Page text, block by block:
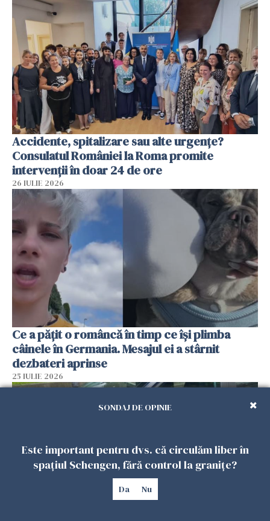
Accidente, spitalizare sau alte urgențe?
Consulatul României la Roma promite
intervenții în doar 24 de ore
26 IULIE 2026
Ce a pățit o româncă în timp ce își plimba
câinele în Germania. Mesajul ei a stârnit
dezbateri aprinse
25 IULIE 2026
SONDAJ DE OPINIE
Este important pentru dvs. că circulăm liber în
spațiul Schengen, fără control la granițe?
Da Nu